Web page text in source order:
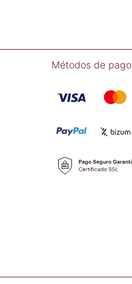
Métodos de pago